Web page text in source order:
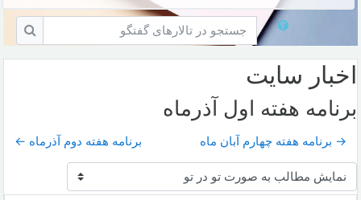
جستجو در تالارهای گفتگو
اخبار سايت
برنامه هفته اول آذرماه
→ برنامه هفته چهارم آبان ماه برنامه هفته دوم آذرماه ←
نحوهٔ نمایش